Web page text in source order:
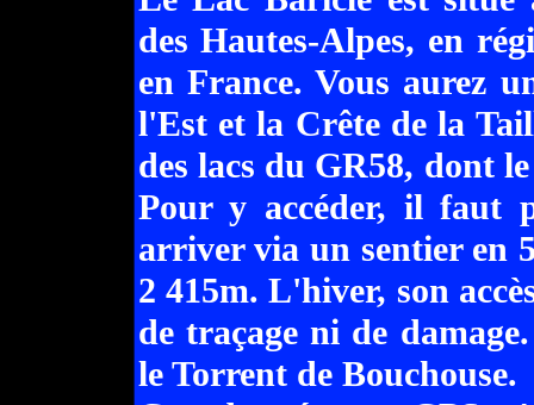
des Hautes-Alpes, en
en France. Vous aurez
l'Est et la Crête de la
des lacs du GR58, dont
Pour y accéder, il faut
arriver via un sentier en
2 415m. L'hiver, son
de traçage ni de
le Torrent de Bouchouse.